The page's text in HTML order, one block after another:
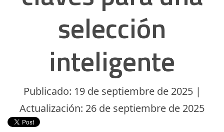
selección
inteligente
Publicado: 19 de septiembre de 2025 |
Actualización: 26 de septiembre de 2025